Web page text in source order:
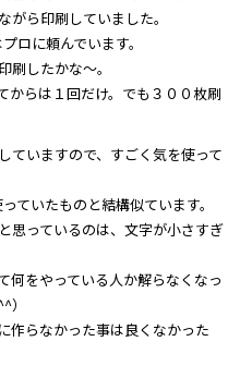
がら印刷していました。
ロに頼んでいます。
刷したかな～。
からは１回だけ。でも３００枚刷
ていますので、すごく気を使って
ていたものと結構似ています。
思っているのは、文字が小さすぎ
何をやっている人か解らなくなっ
作らなかった事は良くなかった